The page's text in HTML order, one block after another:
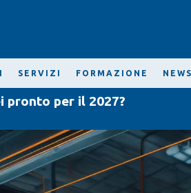
SERVIZI FORMAZIONE NEWS
pronto per il 2027?